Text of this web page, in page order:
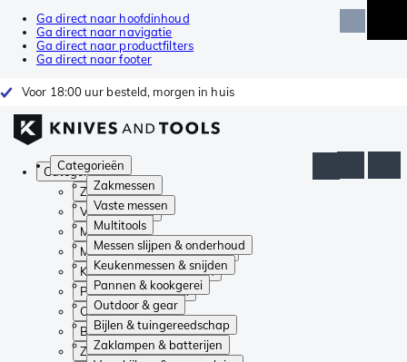
Ga direct naar hoofdinhoud
Ga direct naar navigatie
Ga direct naar productfilters
Ga direct naar footer
Voor 18:00 uur besteld, morgen in huis
Categorieën
Zakmessen
Vaste messen
Multitools
Messen slijpen & onderhoud
Keukenmessen & snijden
Pannen & kookgerei
Outdoor & gear
Bijlen & tuingereedschap
Zaklampen & batterijen
Categorieën
Zakmessen
Vaste messen
Multitools
Messen slijpen & onderhoud
Keukenmessen & snijden
Pannen & kookgerei
Outdoor & gear
Bijlen & tuingereedschap
Zaklampen & batterijen